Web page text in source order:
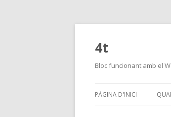
4t
Bloc funcionant amb el
PÀGINA D'INICI